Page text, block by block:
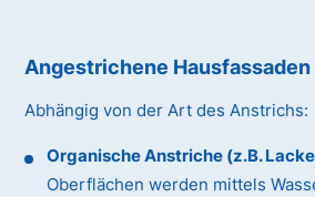
Angestrichene Hausfassaden
Abhängig von der Art des Anstrichs:
Organische Anstriche (z.B.
Oberflächen werden mittels